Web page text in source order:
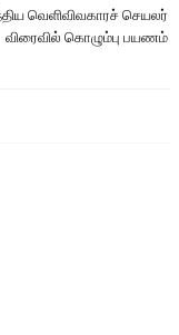
வெளிவிவகாரச் செயலர்
விரைவில் கொழும்பு பயணம்